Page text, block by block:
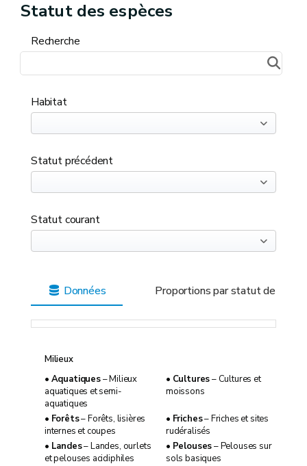
Statut des espèces
Recherche
Habitat
Statut précédent
Statut courant
Données Proportions par statut de
Milieux
• Aquatiques– Milieux
aquatiques et semi-
aquatiques
• Cultures– Cultures et
moissons
• Forêts– Forêts, lisières
internes et coupes
• Friches– Friches et sites
rudéralisés
• Landes– Landes, ourlets
et pelouses acidiphiles
• Pelouses– Pelouses sur
sols basiques